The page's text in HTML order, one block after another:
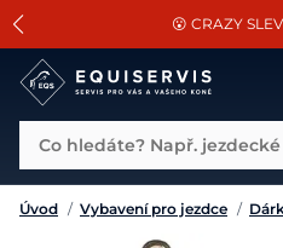
SLEVA 13% na
😮 CRAZY
📐Pasování a doplňky k
Úvod / Vybavení pro jezdce /